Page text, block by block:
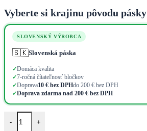
Vyberte si krajinu pôvodu pásky
SLOVENSKÝ VÝROBCA
🇸🇰Slovenská páska
✓Domáca kvalita
✓7-ročná čítateľnosť bločkov
✓Doprava10 € bez DPHdo 200 € bez DPH
✓Doprava zdarma nad 200 € bez DPH
- +